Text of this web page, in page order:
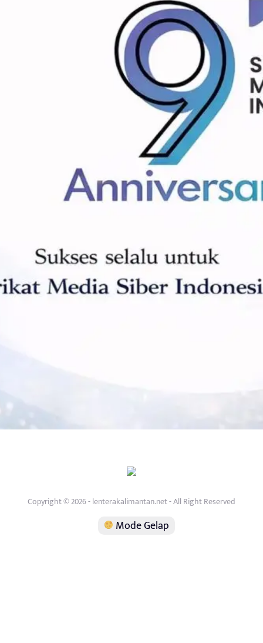
Copyright © 2026 - lenterakalimantan.net - All Right Reserved
Mode Gelap